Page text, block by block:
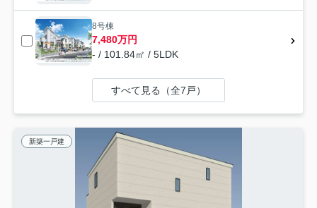
8号棟
7,480万円
- / 101.84㎡ / 5LDK
すべて見る（全7戸）
新築一戸建